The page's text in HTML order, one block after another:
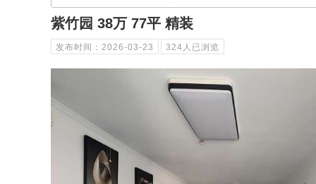
紫竹园 38万 77平 精装
发布时间：2026-03-23 324 人已浏览